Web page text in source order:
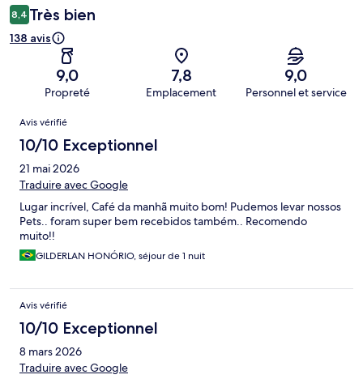
8,4 Très bien
138 avis
9,0
Propreté
7,8
Emplacement
9,0
Personnel et service
Avis
Avis vérifié
10/10 Exceptionnel
21 mai 2026
Traduire avec Google
Lugar incrível, Café da manhã muito bom! Pudemos levar nossos
Pets.. foram super bem recebidos também.. Recomendo
muito!!
GILDERLAN HONÓRIO, séjour de 1 nuit
Avis vérifié
10/10 Exceptionnel
8 mars 2026
Traduire avec Google